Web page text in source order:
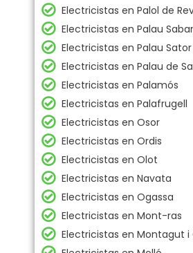
Electricistas en Palol de
Electricistas en Palau
Electricistas en Palau Sator
Electricistas en Palau de
Electricistas en Palamós
Electricistas en Palafrugell
Electricistas en Osor
Electricistas en Ordis
Electricistas en Olot
Electricistas en Navata
Electricistas en Ogassa
Electricistas en Mont-ras
Electricistas en Montagut i